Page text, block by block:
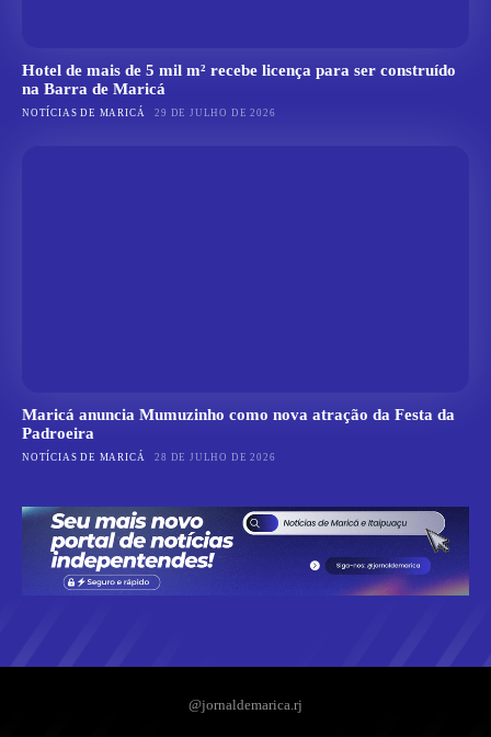
Hotel de mais de 5 mil m² recebe licença para ser construído
na Barra de Maricá
NOTÍCIAS DE MARICÁ 29 DE JULHO DE 2026
Maricá anuncia Mumuzinho como nova atração da Festa da
Padroeira
NOTÍCIAS DE MARICÁ 28 DE JULHO DE 2026
@jornaldemarica.rj